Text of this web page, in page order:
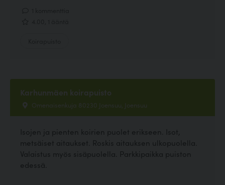
Karhunmäen koirapuisto
Omenaisenkuja 80230 Joensuu, Joensuu
Isojen ja pienten koirien puolet erikseen. Isot,
metsäiset aitaukset. Roskis aitauksen ulkopuolella.
Valaistus myös sisäpuolella. Parkkipaikka puiston
edessä.